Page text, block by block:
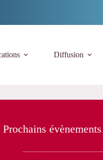
Diffusion
Prochains évènements